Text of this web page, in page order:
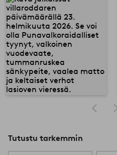
Tutustu tarkemmin